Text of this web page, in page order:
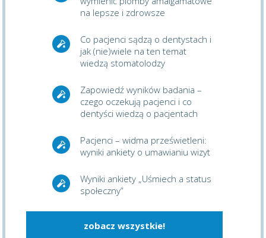
na lepsze i zdrowsze
Co pacjenci sądzą o dentystach i
jak (nie)wiele na ten temat
wiedzą stomatolodzy
Zapowiedź wyników badania –
czego oczekują pacjenci i co
dentyści wiedzą o pacjentach
Pacjenci – widma prześwietleni:
wyniki ankiety o umawianiu wizyt
Wyniki ankiety „Uśmiech a status
społeczny”
zobacz wszystkie!